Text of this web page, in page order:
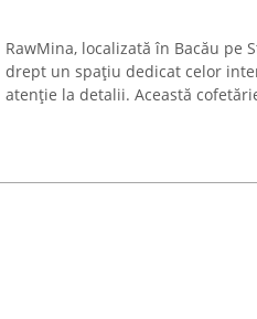
RawMina, localizată în Bacău pe
drept un spațiu dedicat celor
atenție la detalii. Această